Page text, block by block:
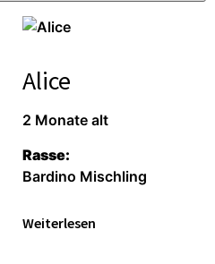
Alice
2 Monate alt
Rasse:
Bardino Mischling
Weiterlesen